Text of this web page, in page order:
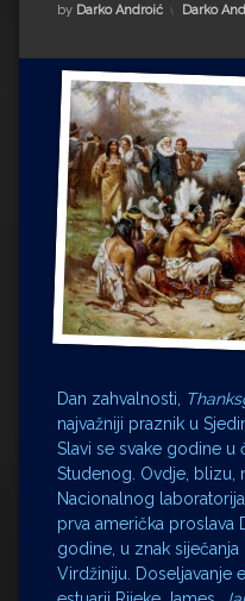
Impressum
Milenko Strižak
Drugi autori
Drugi autori
Matea Andrić
Ljiljana Lekanić-Kljaić
Željko Krznarić
Mario Lovreković
Miroslav Šantek
by Darko Androić Kategorije:
Darko
Dan zahvalnosti,
najvažniji praznik u
Slavi se svake godine u
Studenog. Ovdje, blizu,
Nacionalnog
prva američka proslava
godine, u znak
Virdžiniju. Doseljavanje